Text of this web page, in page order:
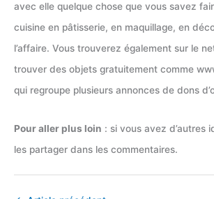
avec elle quelque chose que vous savez
cuisine en pâtisserie, en maquillage, en
l’affaire. Vous trouverez également sur le
trouver des objets gratuitement comme
qui regroupe plusieurs annonces de dons
Pour aller plus loin : si vous avez d’autres
les partager dans les commentaires.